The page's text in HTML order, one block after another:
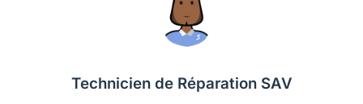
Technicien de Réparation SAV